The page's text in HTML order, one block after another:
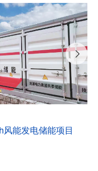
能发电储能项目